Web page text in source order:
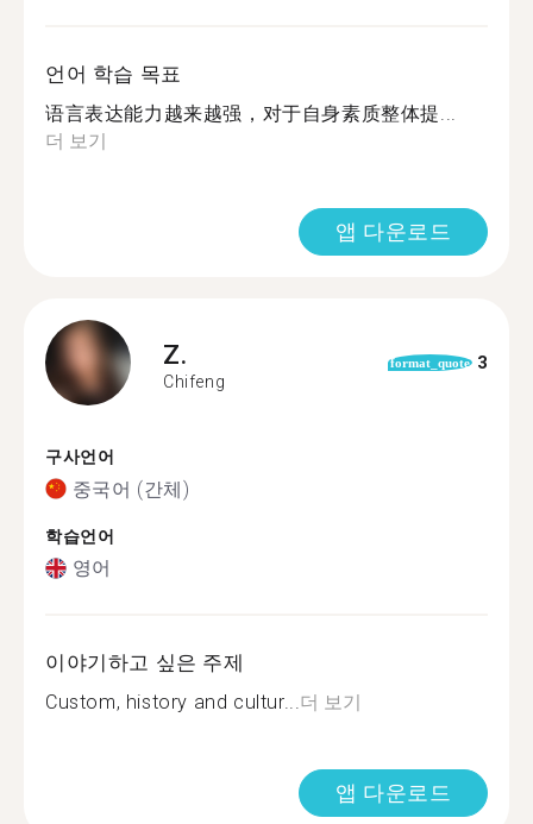
언어 학습 목표
语言表达能力越来越强，对于自身素质整体提...
더 보기
앱 다운로드
Z.
Chifeng
format_quote 3
구사언어
중국어 (간체)
학습언어
영어
이야기하고 싶은 주제
Custom, history and cultur...더 보기
앱 다운로드